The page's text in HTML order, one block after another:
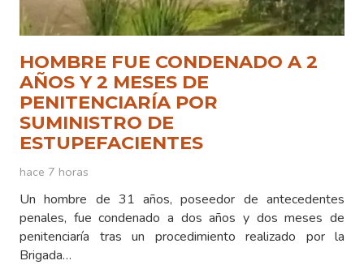
HOMBRE FUE CONDENADO A 2
AÑOS Y 2 MESES DE
PENITENCIARÍA POR
SUMINISTRO DE
ESTUPEFACIENTES
hace 7 horas
Un hombre de 31 años, poseedor de antecedentes
penales, fue condenado a dos años y dos meses de
penitenciaría tras un procedimiento realizado por la
Brigada…